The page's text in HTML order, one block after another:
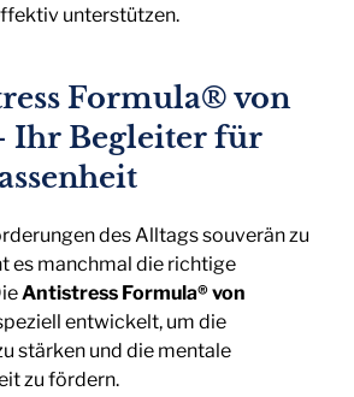
unterstützen.
Formula® von
Ihr Begleiter für
des Alltags souverän zu
es manchmal die richtige
Antistress Formula® von
entwickelt, um die
stärken und die mentale
zu fördern.